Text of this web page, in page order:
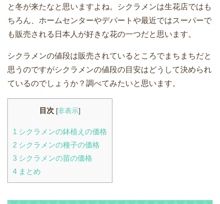
と冬が来たなと思いますよね。シクラメンは生花店ではも
ちろん、ホームセンターやデパートや最近ではスーパーで
も販売される日本人が好きな花の一つだと思います。
シクラメンの値段は販売されているところでまちまちだと
思うのですがシクラメンの値段の目安はどうして決められ
ているのでしょうか？調べてみたいと思います。
目次 [非表示]
1 シクラメンの鉢植えの価格
2 シクラメンの種子の価格
3 シクラメンの苗の価格
4 まとめ